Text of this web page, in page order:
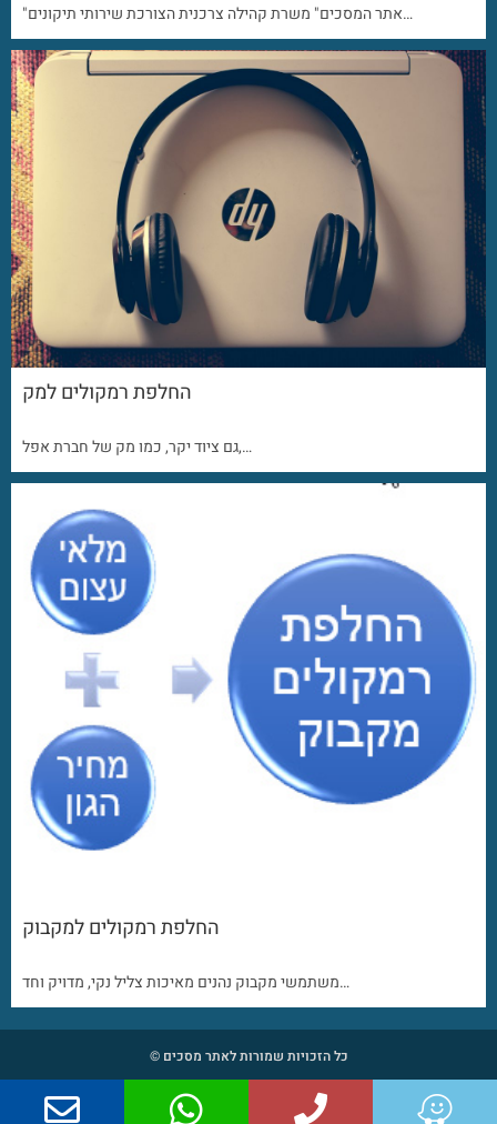
"אתר המסכים" משרת קהילה צרכנית הצורכת שירותי תיקונים…
החלפת רמקולים למק
גם ציוד יקר, כמו מק של חברת אפל,…
החלפת רמקולים למקבוק
משתמשי מקבוק נהנים מאיכות צליל נקי, מדויק וחד…
כל הזכויות שמורות לאתר מסכים ©